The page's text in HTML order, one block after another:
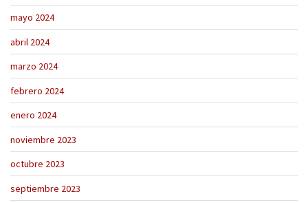
mayo 2024
abril 2024
marzo 2024
febrero 2024
enero 2024
noviembre 2023
octubre 2023
septiembre 2023